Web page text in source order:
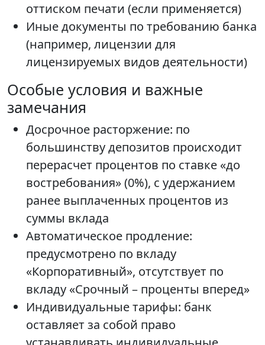
оттиском печати (если применяется)
Иные документы по требованию банка
(например, лицензии для
лицензируемых видов деятельности)
Особые условия и важные
замечания
Досрочное расторжение: по
большинству депозитов происходит
перерасчет процентов по ставке «до
востребования» (0%), с удержанием
ранее выплаченных процентов из
суммы вклада
Автоматическое продление:
предусмотрено по вкладу
«Корпоративный», отсутствует по
вкладу «Срочный – проценты вперед»
Индивидуальные тарифы: банк
оставляет за собой право